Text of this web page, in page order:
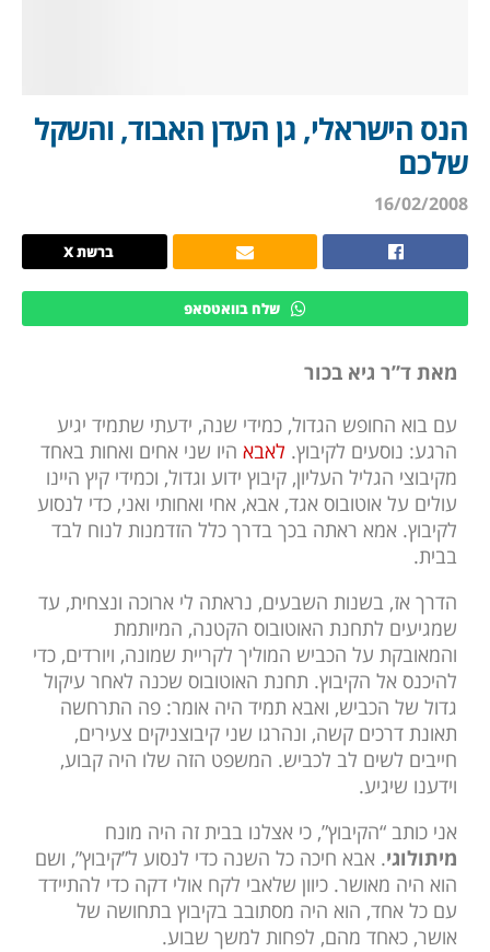
הנס הישראלי, גן העדן האבוד, והשקל
שלכם
16/02/2008
ברשת X
שלח בוואטסאפ
מאת ד”ר גיא בכור
עם בוא החופש הגדול, כמידי שנה, ידעתי שתמיד יגיע
הרגע: נוסעים לקיבוץ. לאבא היו שני אחים ואחות באחד
מקיבוצי הגליל העליון, קיבוץ ידוע וגדול, וכמידי קיץ היינו
עולים על אוטובוס אגד, אבא, אחי ואחותי ואני, כדי לנסוע
לקיבוץ. אמא ראתה בכך בדרך כלל הזדמנות לנוח לבד
בבית.
הדרך אז, בשנות השבעים, נראתה לי ארוכה ונצחית, עד
שמגיעים לתחנת האוטובוס הקטנה, המיותמת
והמאובקת על הכביש המוליך לקריית שמונה, ויורדים, כדי
להיכנס אל הקיבוץ. תחנת האוטובוס שכנה לאחר עיקול
גדול של הכביש, ואבא תמיד היה אומר: פה התרחשה
תאונת דרכים קשה, ונהרגו שני קיבוצניקים צעירים,
חייבים לשים לב לכביש. המשפט הזה שלו היה קבוע,
וידענו שיגיע.
אני כותב “הקיבוץ”, כי אצלנו בבית זה היה מונח
מיתולוגי. אבא חיכה כל השנה כדי לנסוע ל”קיבוץ”, ושם
הוא היה מאושר. כיוון שלאבי לקח אולי דקה כדי להתיידד
עם כל אחד, הוא היה מסתובב בקיבוץ בתחושה של
אושר, כאחד מהם, לפחות למשך שבוע.